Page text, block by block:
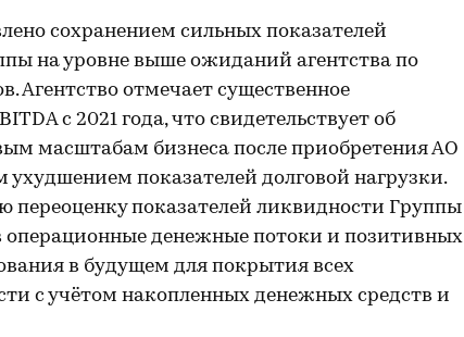
сохранением сильных показателей
на уровне выше ожиданий агентства по
Агентство отмечает существенное
с 2021 года, что свидетельствует об
масштабам бизнеса после приобретения АО
показателей долговой нагрузки.
переоценку показателей ликвидности Группы
операционные денежные потоки и позитивных
в будущем для покрытия всех
с учётом накопленных денежных средств и